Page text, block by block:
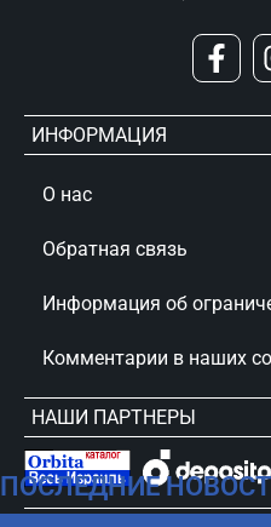
ПОСЛЕДНИЕ
ИНФОРМАЦИЯ
О нас
Обратная связь
Информация об
Комментарии в наших
НАШИ ПАРТНЕРЫ